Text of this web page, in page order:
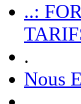
..:
.
Nous